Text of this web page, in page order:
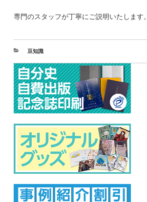
専門のスタッフが丁寧にご説明いたします。
豆知識